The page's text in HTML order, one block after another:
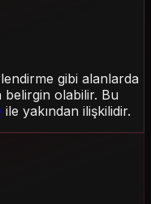
gibi alanlarda
belirgin olabilir. Bu
ile yakından ilişkilidir.